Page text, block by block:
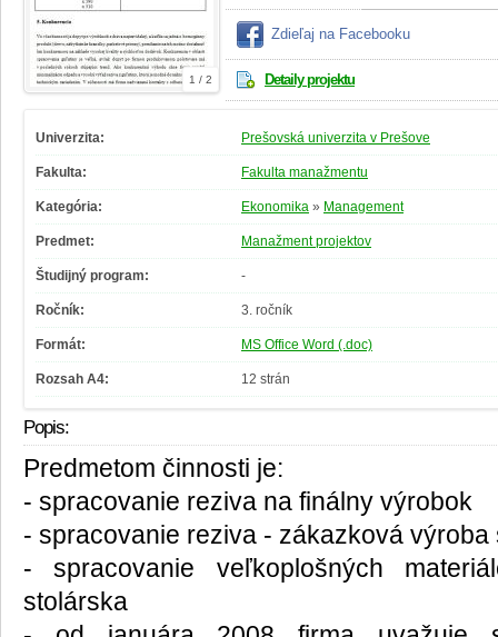
1 / 2
Zdieľaj na Facebooku
Detaily projektu
Univerzita: Prešovská univerzita v Prešove
Fakulta: Fakulta manažmentu
Kategória: Ekonomika » Management
Predmet: Manažment projektov
Študijný program: -
Ročník: 3. ročník
Formát: MS Office Word (.doc)
Rozsah A4: 12 strán
Popis:
Predmetom činnosti je:
- spracovanie reziva na finálny výrobok
- spracovanie reziva - zákazková výroba
- spracovanie veľkoplošných
stolárska